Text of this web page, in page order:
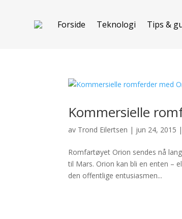
Forside Teknologi Tips &
Kommersielle
av Trond Eilertsen | jun 24, 2015 |
Romfartøyet Orion sendes nå
til Mars. Orion kan bli en enten –
den offentlige entusiasmen...